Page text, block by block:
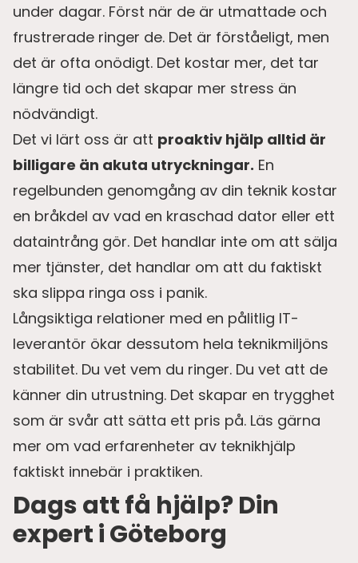
under dagar. Först när de är utmattade och
frustrerade ringer de. Det är förståeligt, men
det är ofta onödigt. Det kostar mer, det tar
längre tid och det skapar mer stress än
nödvändigt.
Det vi lärt oss är att proaktiv hjälp alltid är
billigare än akuta utryckningar. En
regelbunden genomgång av din teknik kostar
en bråkdel av vad en kraschad dator eller ett
dataintrång gör. Det handlar inte om att sälja
mer tjänster, det handlar om att du faktiskt
ska slippa ringa oss i panik.
Långsiktiga relationer med en pålitlig IT-
leverantör ökar dessutom hela teknikmiljöns
stabilitet. Du vet vem du ringer. Du vet att de
känner din utrustning. Det skapar en trygghet
som är svår att sätta ett pris på. Läs gärna
mer om vad erfarenheter av teknikhjälp
faktiskt innebär i praktiken.
Dags att få hjälp? Din
expert i Göteborg